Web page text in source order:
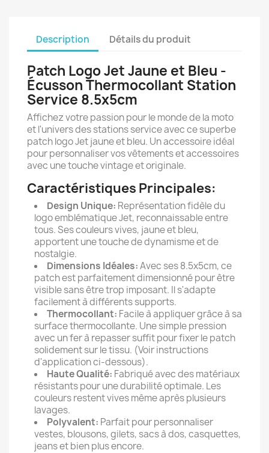
Description Détails du produit
Patch Logo Jet Jaune et Bleu -
Écusson Thermocollant Station
Service 8.5x5cm
Affichez votre passion pour le monde de la moto
et l'univers des stations service avec ce superbe
patch logo Jet jaune et bleu. Un accessoire idéal
pour personnaliser vos vêtements et accessoires
avec une touche vintage et originale.
Caractéristiques Principales:
Design Unique: Représentation fidèle du
logo emblématique Jet, reconnaissable entre
tous. Ses couleurs vives, jaune et bleu,
apportent une touche de dynamisme et de
nostalgie.
Dimensions Idéales:Avec ses 8.5x5cm, ce
patch est parfaitement dimensionné pour être
visible sans être trop imposant. Il s'adapte
facilement à différents supports.
Thermocollant: Facile à appliquer grâce à sa
surface thermocollante. Une simple pression
avec un fer à repasser suffit pour fixer le patch
solidement sur le tissu. (Voir instructions
d'application ci-dessous).
Haute Qualité: Fabriqué avec des matériaux
résistants pour une durabilité optimale. Les
couleurs restent vives même après plusieurs
lavages.
Polyvalent: Parfait pour personnaliser
vestes, blousons, gilets, sacs à dos, casquettes,
jeans et bien plus encore.